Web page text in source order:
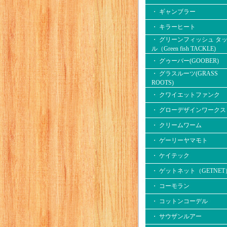
・ ギャンブラー
・ キラーヒート
・ グリーンフィッシュ タ
ル（Green fish TACKLE)
・ グゥーバー(GOOBER)
・ グラスルーツ(GRASS
ROOTS)
・ クワイエットファンク
・ グローデザインワークス
・ クリームワーム
・ ゲーリーヤマモト
・ ケイテック
・ ゲットネット（GETNET
・ コーモラン
・ コットンコーデル
・ サウザンルアー